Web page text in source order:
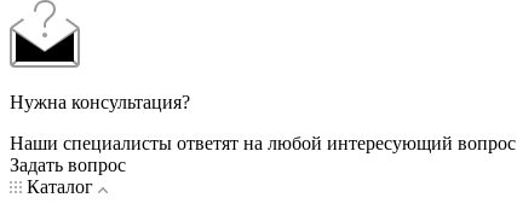
Нужна консультация?
Наши специалисты ответят на любой интересующий вопрос
Задать вопрос
Каталог